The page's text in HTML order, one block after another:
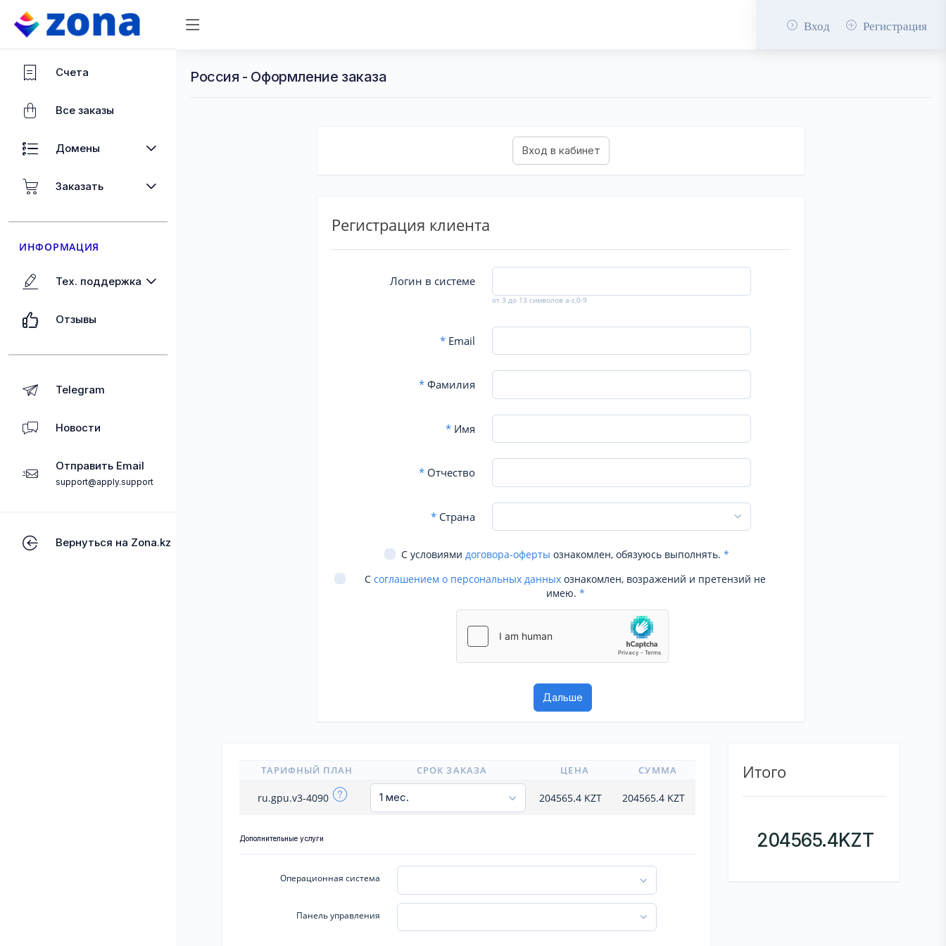
Вход Регистрация
Счета
Все заказы
Домены
Заказать
ИНФОРМАЦИЯ
Тех. поддержка
Отзывы
Telegram
Новости
Отправить Email
support@apply.support
Вернуться на Zona.kz
Россия - Оформление заказа
Регистрация клиента
Логин в системе
от 3 до 13 символов a-z,0-9
*Email
*Фамилия
*Имя
*Отчество
*Страна
С условиями договора-оферты ознакомлен, обязуюсь выполнять. *
С соглашением о персональных данных ознакомлен, возражений и претензий не
имею. *
ТАРИФНЫЙ ПЛАН СРОК ЗАКАЗА ЦЕНА СУММА
ru.gpu.v3-4090 204565.4 KZT 204565.4 KZT
Дополнительные услуги
Операционная система
Панель управления
Итого
204565.4KZT